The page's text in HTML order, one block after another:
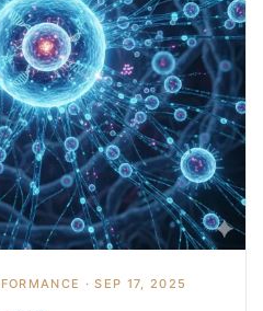
· SEP 17, 2025